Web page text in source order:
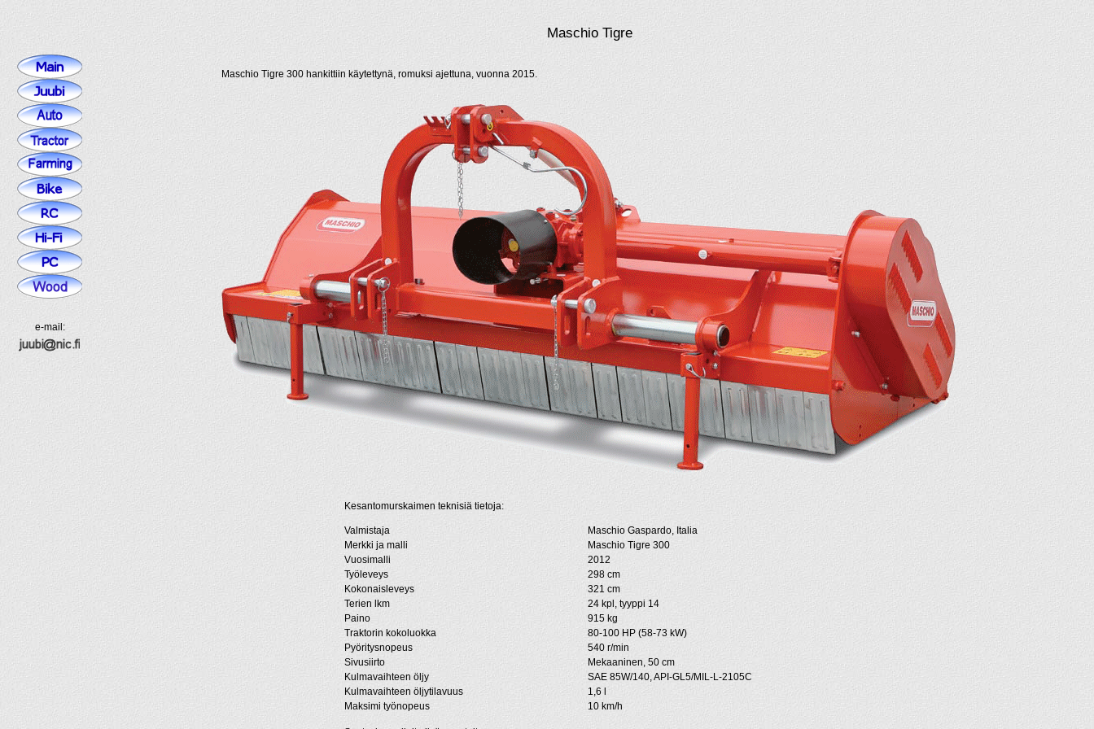
e-mail:
Maschio Tigre
Maschio Tigre 300 hankittiin käytettynä, romuksi ajettuna, vuonna 2015.
Kesantomurskaimen teknisiä tietoja:
Valmistaja
Maschio Gaspardo, Italia
Merkki ja malli
Maschio Tigre 300
Vuosimalli
2012
Työleveys
298 cm
Kokonaisleveys
321 cm
Terien lkm
24 kpl, tyyppi 14
Paino
915 kg
Traktorin kokoluokka
80-100 HP (58-73 kW)
Pyöritysnopeus
540 r/min
Sivusiirto
Mekaaninen, 50 cm
Kulmavaihteen öljy
SAE 85W/140, API-GL5/MIL-L-2105C
Kulmavaihteen öljytilavuus
1,6 l
Maksimi työnopeus
10 km/h